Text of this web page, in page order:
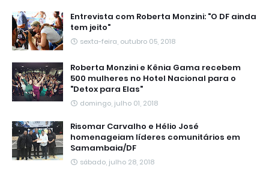
Entrevista com Roberta Monzini: "O DF ainda
tem jeito"
sexta-feira, outubro 05, 2018
Roberta Monzini e Kênia Gama recebem
500 mulheres no Hotel Nacional para o
"Detox para Elas"
domingo, julho 01, 2018
Risomar Carvalho e Hélio José
homenageiam líderes comunitários em
Samambaia/DF
sábado, julho 28, 2018